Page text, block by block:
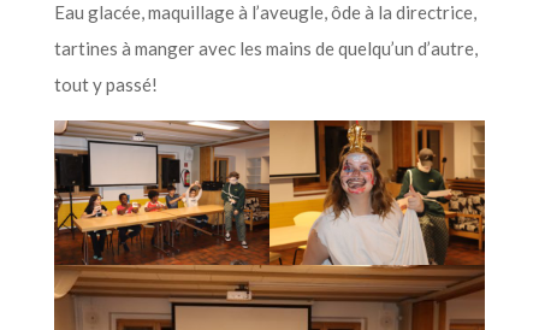
Eau glacée, maquillage à l’aveugle, ôde à la directrice,
tartines à manger avec les mains de quelqu’un d’autre,
tout y passé!